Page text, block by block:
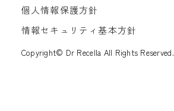
個人情報保護方針
情報セキュリティ基本方針
Copyright© Dr Recella All Rights Reserved.